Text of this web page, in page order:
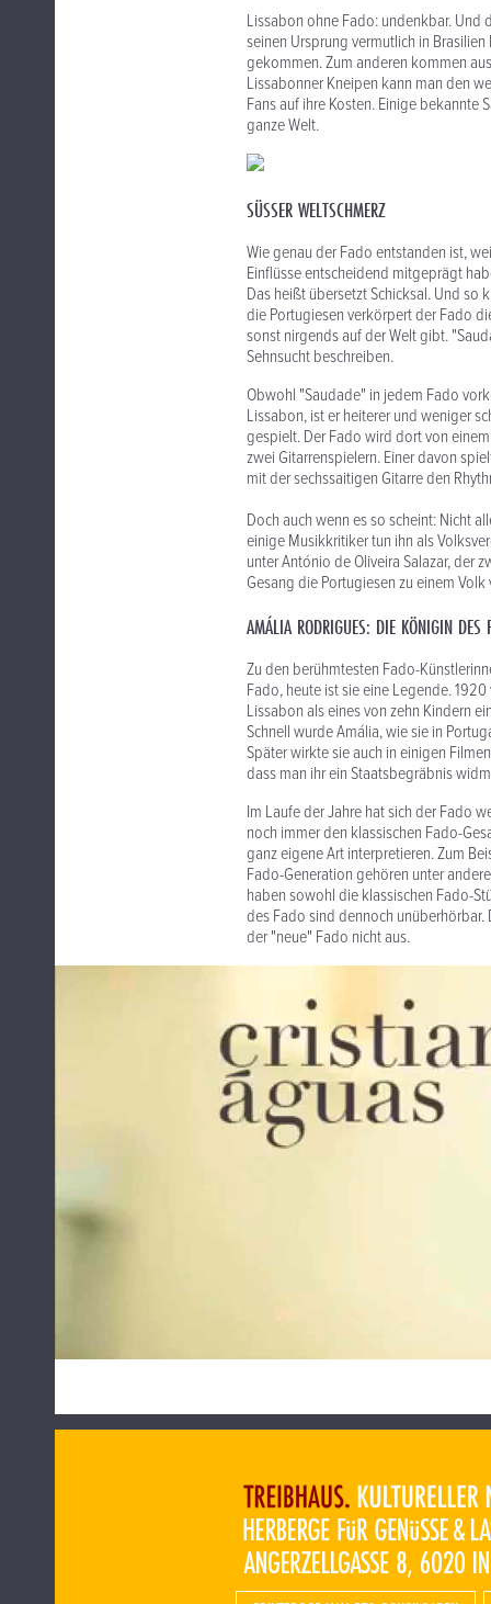
Lissabon ohne Fado: undenkbar. Und
seinen Ursprung vermutlich in
gekommen. Zum anderen kommen
Lissabonner Kneipen kann man den
Fans auf ihre Kosten. Einige
ganze Welt.
SÜSSER WELTSCHMERZ
Wie genau der Fado entstanden ist,
Einflüsse entscheidend mitgeprägt
Das heißt übersetzt Schicksal. Und so
die Portugiesen verkörpert der Fado
sonst nirgends auf der Welt gibt.
Sehnsucht beschreiben.
Obwohl "Saudade" in jedem Fado
Lissabon, ist er heiterer und weniger
gespielt. Der Fado wird dort von
zwei Gitarrenspielern. Einer davon
mit der sechssaitigen Gitarre den
Doch auch wenn es so scheint: Nicht
einige Musikkritiker tun ihn als
unter António de Oliveira Salazar, der
Gesang die Portugiesen zu einem
AMÁLIA RODRIGUES: DIE KÖNIGIN DES
Zu den berühmtesten Fado-
Fado, heute ist sie eine Legende.
Lissabon als eines von zehn Kindern
Schnell wurde Amália, wie sie in
Später wirkte sie auch in einigen
dass man ihr ein Staatsbegräbnis
Im Laufe der Jahre hat sich der Fado
noch immer den klassischen Fado-
ganz eigene Art interpretieren. Zum
Fado-Generation gehören unter
haben sowohl die klassischen Fado-
des Fado sind dennoch
der "neue" Fado nicht aus.